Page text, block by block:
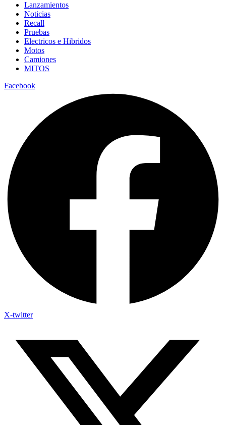
Lanzamientos
Noticias
Recall
Pruebas
Electricos e Hibridos
Motos
Camiones
MITOS
Facebook
X-twitter